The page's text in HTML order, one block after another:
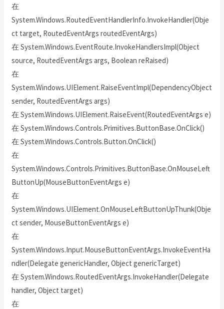
在
System.Windows.RoutedEventHandlerInfo.InvokeHandler(Obje
ct target, RoutedEventArgs routedEventArgs)
在 System.Windows.EventRoute.InvokeHandlersImpl(Object
source, RoutedEventArgs args, Boolean reRaised)
在
System.Windows.UIElement.RaiseEventImpl(DependencyObject
sender, RoutedEventArgs args)
在 System.Windows.UIElement.RaiseEvent(RoutedEventArgs e)
在 System.Windows.Controls.Primitives.ButtonBase.OnClick()
在 System.Windows.Controls.Button.OnClick()
在
System.Windows.Controls.Primitives.ButtonBase.OnMouseLeft
ButtonUp(MouseButtonEventArgs e)
在
System.Windows.UIElement.OnMouseLeftButtonUpThunk(Obje
ct sender, MouseButtonEventArgs e)
在
System.Windows.Input.MouseButtonEventArgs.InvokeEventHa
ndler(Delegate genericHandler, Object genericTarget)
在 System.Windows.RoutedEventArgs.InvokeHandler(Delegate
handler, Object target)
在